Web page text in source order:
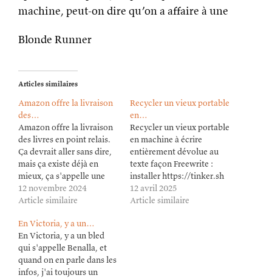
machine, peut-on dire qu’on a affaire à une
Blonde Runner
Articles similaires
Amazon offre la livraison
des…
Amazon offre la livraison
des livres en point relais.
Ça devrait aller sans dire,
mais ça existe déjà en
mieux, ça s'appelle une
librairie. Si vous pouvez
sortir chercher un livre,
libraire! Les délais sont
souvent meilleurs, vous
avez le conseil, et vous
soutenez la vie locale.
12 novembre 2024
Article similaire
Recycler un vieux portable
en…
Recycler un vieux portable
en machine à écrire
entièrement dévolue au
texte façon Freewrite :
installer https://tinker.sh
(Merci Jean-François !)
12 avril 2025
Article similaire
En Victoria, y a un…
En Victoria, y a un bled
qui s'appelle Benalla, et
quand on en parle dans les
infos, j'ai toujours un